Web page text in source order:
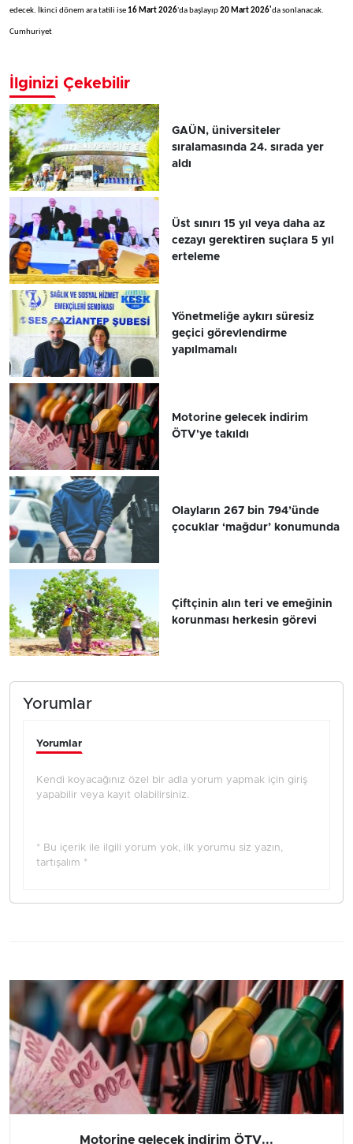
edecek. İkinci dönem ara tatili ise 16 Mart 2026'da başlayıp20 Mart 2026' da sonlanacak.
Cumhuriyet
İlginizi Çekebilir
GAÜN, üniversiteler
sıralamasında 24. sırada yer
aldı
Üst sınırı 15 yıl veya daha az
cezayı gerektiren suçlara 5 yıl
erteleme
Yönetmeliğe aykırı süresiz
geçici görevlendirme
yapılmamalı
Motorine gelecek indirim
ÖTV'ye takıldı
Olayların 267 bin 794’ünde
çocuklar ‘mağdur’ konumunda
Çiftçinin alın teri ve emeğinin
korunması herkesin görevi
Yorumlar
Yorumlar
Kendi koyacağınız özel bir adla yorum yapmak için giriş
yapabilir veya kayıt olabilirsiniz.
* Bu içerik ile ilgili yorum yok, ilk yorumu siz yazın,
tartışalım *
Motorine gelecek indirim ÖTV...